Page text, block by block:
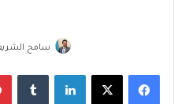
سامح
فيسبوك لينكدإن